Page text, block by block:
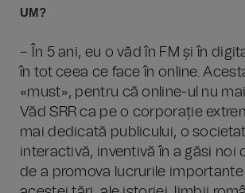
UM?
– În 5 ani, eu o văd în FM și în
în tot ceea ce face în online.
«must», pentru că online-ul nu
Văd SRR ca pe o corporație
mai dedicată publicului, o
interactivă, inventivă în a găsi noi
de a promova lucrurile importante